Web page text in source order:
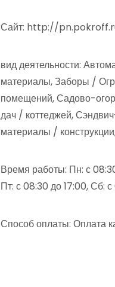
Сайт: http://
вид деятельности:
материалы, Заборы /
помещений, Садово-
дач / коттеджей,
материалы /
Время работы: Пн: с
Пт: с 08:30 до 17:00, Сб:
Способ оплаты: Оплата